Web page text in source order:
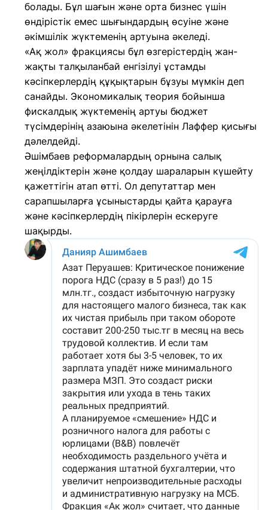
болады. Бұл шағын және орта бизнес үшін
өндірістік емес шығындардың өсуіне және
әкімшілік жүктеменің артуына әкеледі.
«Ақ жол» фракциясы бұл өзгерістердің жан-
жақты талқыланбай енгізілуі ұстамды
кәсіпкерлердің құқықтарын бұзуы мүмкін деп
санайды. Экономикалық теория бойынша
фискалдық жүктеменің артуы бюджет
түсімдерінің азаюына әкелетінін Лаффер қисығы
дәлелдейді.
Әшімбаев реформалардың орнына салық
жеңілдіктерін және қолдау шараларын күшейту
қажеттігін атап өтті. Ол депутаттар мен
сарапшыларға ұсыныстарды қайта қарауға
және кәсіпкерлердің пікірлерін ескеруге
шақырды.